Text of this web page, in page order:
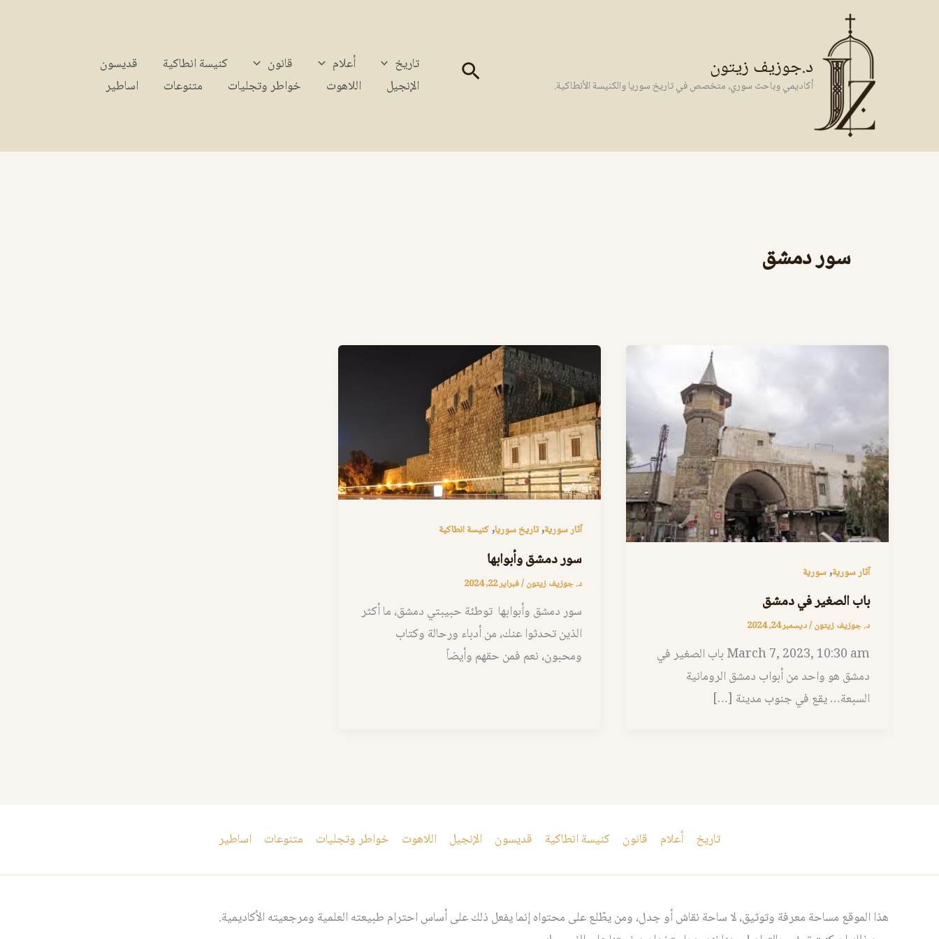
د.جوزيف زيتون
أكاديمي وباحث سوري، متخصص في تاريخ سوريا والكنيسة الأنطاكية. البحث تاريخ أعلام قانون كنيسة انطاكية
قديسون
الإنجيل
اللاهوت خواطر وتجليات متنوعات اساطير
سور دمشق
آثار سورية,سورية
باب الصغير في دمشق
د. جوزيف زيتون/ديسمبر 24, 2024
March 7, 2023, 10:30 am باب الصغير في
دمشق هو واحد من أبواب دمشق الرومانية
السبعة… يقع في جنوب مدينة […]
آثار سورية,تاريخ سوريا,كنيسة انطاكية
سور دمشق وأبوابها
د. جوزيف زيتون/فبراير 22, 2024
سور دمشق وأبوابها توطئة حبيبتي دمشق، ما أكثر
الذين تحدثوا عنك، من أدباء ورحالة وكتاب
ومحبون، نعم فمن حقهم وأيضاً
تاريخ أعلام قانون كنيسة انطاكية قديسون الإنجيل اللاهوت خواطر وتجليات متنوعات اساطير
هذا الموقع مساحة معرفة وتوثيق، لا ساحة نقاش أو جدل، ومن يطّلع على محتواه إنما يفعل ذلك على أساس احترام طبيعته العلمية ومرجعيته الأكاديمية.